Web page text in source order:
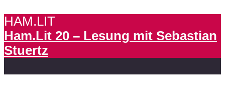
HAM.LIT
Ham.Lit 20 – Lesung mit Sebastian
Stuertz